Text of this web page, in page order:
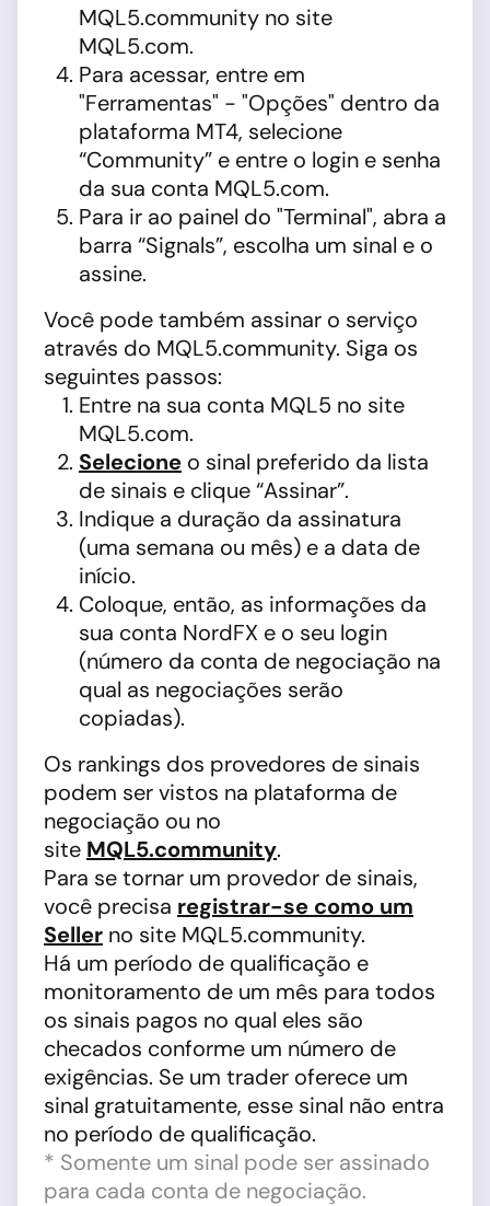
MQL5.community no site
MQL5.com.
Para acessar, entre em
"Ferramentas" - "Opções" dentro da
plataforma MT4, selecione
“Community” e entre o login e senha
da sua conta MQL5.com.
Para ir ao painel do "Terminal", abra a
barra “Signals”, escolha um sinal e o
assine.
Você pode também assinar o serviço
através do MQL5.community. Siga os
seguintes passos:
Entre na sua conta MQL5 no site
MQL5.com.
Selecione o sinal preferido da lista
de sinais e clique “Assinar”.
Indique a duração da assinatura
(uma semana ou mês) e a data de
início.
Coloque, então, as informações da
sua conta NordFX e o seu login
(número da conta de negociação na
qual as negociações serão
copiadas).
Os rankings dos provedores de sinais
podem ser vistos na plataforma de
negociação ou no
site MQL5.community.
Para se tornar um provedor de sinais,
você precisa registrar-se como um
Seller no site MQL5.community.
Há um período de qualificação e
monitoramento de um mês para todos
os sinais pagos no qual eles são
checados conforme um número de
exigências. Se um trader oferece um
sinal gratuitamente, esse sinal não entra
no período de qualificação.
* Somente um sinal pode ser assinado
para cada conta de negociação.